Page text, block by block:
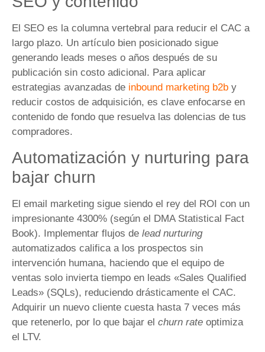
El SEO es la columna vertebral para reducir el CAC a
largo plazo. Un artículo bien posicionado sigue
generando leads meses o años después de su
publicación sin costo adicional. Para aplicar
estrategias avanzadas de inbound marketing b2b y
reducir costos de adquisición, es clave enfocarse en
contenido de fondo que resuelva las dolencias de tus
compradores.
Automatización y nurturing para
bajar churn
El email marketing sigue siendo el rey del ROI con un
impresionante 4300% (según el DMA Statistical Fact
Book). Implementar flujos de lead nurturing
automatizados califica a los prospectos sin
intervención humana, haciendo que el equipo de
ventas solo invierta tiempo en leads «Sales Qualified
Leads» (SQLs), reduciendo drásticamente el CAC.
Adquirir un nuevo cliente cuesta hasta 7 veces más
que retenerlo, por lo que bajar el churn rate optimiza
el LTV.